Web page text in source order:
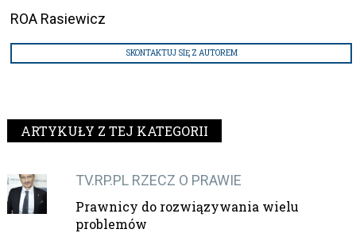
ROA Rasiewicz
SKONTAKTUJ SIĘ Z AUTOREM
ARTYKUŁY Z TEJ KATEGORII
TV.RP.PL RZECZ O PRAWIE
Prawnicy do rozwiązywania wielu
problemów